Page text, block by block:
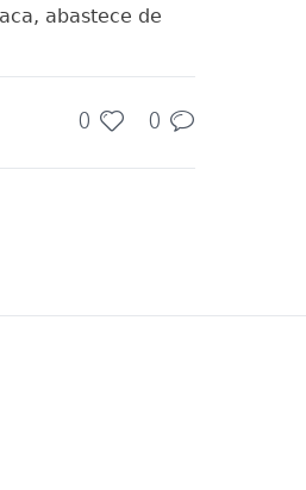
abastece de
0 0